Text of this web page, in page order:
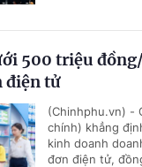
500 triệu
điện tử
(Chinhphu.vn) -
chính) khẳng
kinh doanh
đơn điện tử,